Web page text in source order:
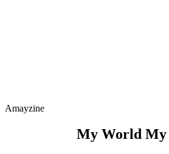
Amayzine
My World